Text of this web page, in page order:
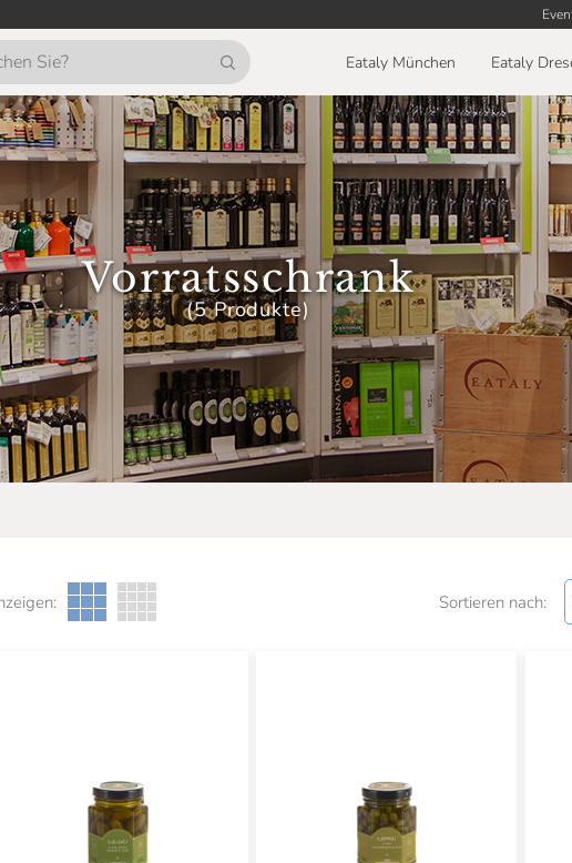
Eataly München Eataly
Vorratsschrank
(5 Produkte)
Sortieren nach: